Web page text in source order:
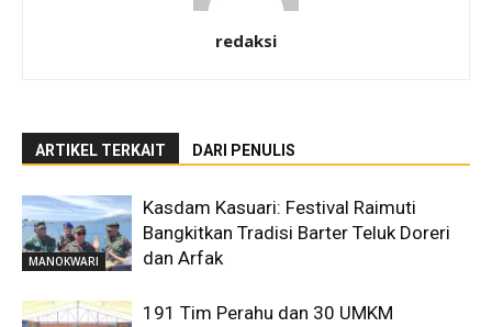
redaksi
ARTIKEL TERKAIT DARI PENULIS
MANOKWARI
Kasdam Kasuari: Festival Raimuti
Bangkitkan Tradisi Barter Teluk Doreri
dan Arfak
191 Tim Perahu dan 30 UMKM